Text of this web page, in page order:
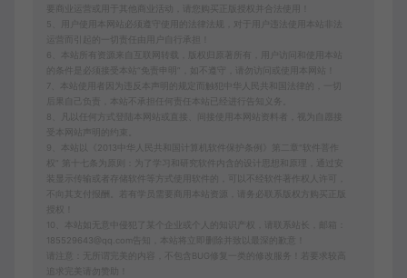
要商业运营或用于其他商业活动，请您购买正版授权并合法使用！
5、用户使用本网站必须遵守使用的法律法规，对于用户违法使用本站非法
6、本站所有资源来自互联网转载，版权归原著所有，用户访问和使用本站
的条件是必须接受本站“免责申明”，如不遵守，请勿访问或使用本网站！
7、本站使用者因为违反本声明的规定而触犯中华人民共和国法律的，一切
后果自己负责，本站不承担任何责任本站已经进行告知义务。
8、凡以任何方式登陆本网站或直接、间接使用本网站资料者，视为自愿接
受本网站声明的约束。
9、本站以《2013中华人民共和国计算机软件保护条例》第二章"软件菩作
权” 第十七条为原则：为了学习和研究软件内含的设计思想和原理，通过安
装显示传输或者存储软件等方式使用软件的，可以不经软件著作权人许可，
不向其支付报酬。若有学员需要商用本站资源，请务必联系版权方购买正版
10、本站如无意中侵犯了某个企业或个人的知识产权，请联系站长，邮箱：
185529643@qq.com告知，本站将立即删除并致以最深的歉意！
请注意：无所谓完美的内容，不包含BUG修复一类的修改服务！若要求较高
追求完美请勿赞助！